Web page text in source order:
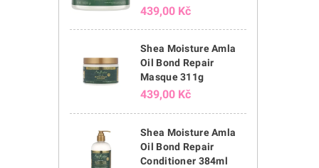
439,00 Kč
Shea Moisture Amla
Oil Bond Repair
Masque 311g
439,00 Kč
Shea Moisture Amla
Oil Bond Repair
Conditioner 384ml